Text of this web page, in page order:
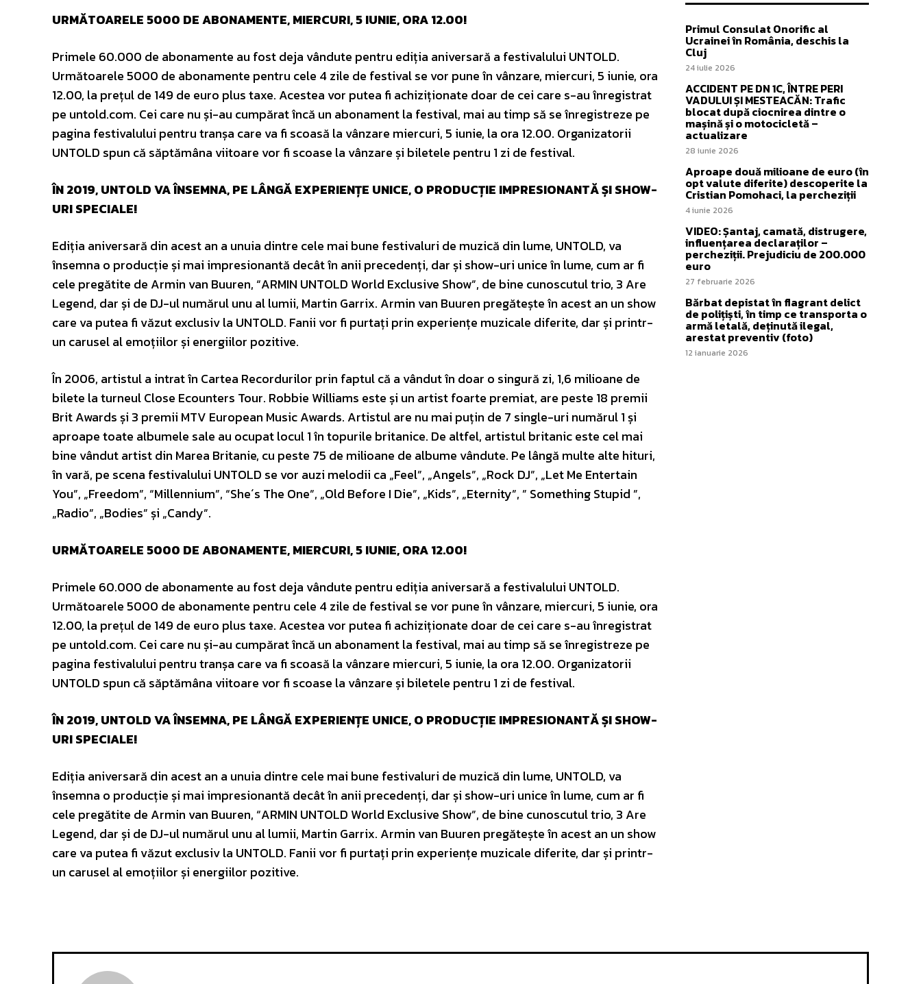
URMĂTOARELE 5000 DE ABONAMENTE, MIERCURI, 5 IUNIE, ORA 12.00!
Primele 60.000 de abonamente au fost deja vândute pentru ediția aniversară a festivalului UNTOLD.
Următoarele 5000 de abonamente pentru cele 4 zile de festival se vor pune în vânzare, miercuri, 5 iunie, ora
12.00, la prețul de 149 de euro plus taxe. Acestea vor putea fi achiziționate doar de cei care s-au înregistrat
pe untold.com. Cei care nu și-au cumpărat încă un abonament la festival, mai au timp să se înregistreze pe
pagina festivalului pentru tranșa care va fi scoasă la vânzare miercuri, 5 iunie, la ora 12.00. Organizatorii
UNTOLD spun că săptămâna viitoare vor fi scoase la vânzare și biletele pentru 1 zi de festival.
ÎN 2019, UNTOLD VA ÎNSEMNA, PE LÂNGĂ EXPERIENȚE UNICE, O PRODUCȚIE IMPRESIONANTĂ ȘI SHOW-
URI SPECIALE!
Ediția aniversară din acest an a unuia dintre cele mai bune festivaluri de muzică din lume, UNTOLD, va
însemna o producție și mai impresionantă decât în anii precedenți, dar și show-uri unice în lume, cum ar fi
cele pregătite de Armin van Buuren, “ARMIN UNTOLD World Exclusive Show”, de bine cunoscutul trio, 3 Are
Legend, dar și de DJ-ul numărul unu al lumii, Martin Garrix. Armin van Buuren pregătește în acest an un show
care va putea fi văzut exclusiv la UNTOLD. Fanii vor fi purtați prin experiențe muzicale diferite, dar și printr-
un carusel al emoțiilor și energiilor pozitive.
În 2006, artistul a intrat în Cartea Recordurilor prin faptul că a vândut în doar o singură zi, 1,6 milioane de
bilete la turneul Close Ecounters Tour. Robbie Williams este și un artist foarte premiat, are peste 18 premii
Brit Awards și 3 premii MTV European Music Awards. Artistul are nu mai puțin de 7 single-uri numărul 1 și
aproape toate albumele sale au ocupat locul 1 în topurile britanice. De altfel, artistul britanic este cel mai
bine vândut artist din Marea Britanie, cu peste 75 de milioane de albume vândute. Pe lângă multe alte hituri,
în vară, pe scena festivalului UNTOLD se vor auzi melodii ca „Feel”, „Angels”, „Rock DJ”, „Let Me Entertain
You”, „Freedom”, “Millennium”, “She´s The One”, „Old Before I Die”, „Kids”, „Eternity”, ” Something Stupid ”,
„Radio”, „Bodies” și „Candy”.
URMĂTOARELE 5000 DE ABONAMENTE, MIERCURI, 5 IUNIE, ORA 12.00!
Primele 60.000 de abonamente au fost deja vândute pentru ediția aniversară a festivalului UNTOLD.
Următoarele 5000 de abonamente pentru cele 4 zile de festival se vor pune în vânzare, miercuri, 5 iunie, ora
12.00, la prețul de 149 de euro plus taxe. Acestea vor putea fi achiziționate doar de cei care s-au înregistrat
pe untold.com. Cei care nu și-au cumpărat încă un abonament la festival, mai au timp să se înregistreze pe
pagina festivalului pentru tranșa care va fi scoasă la vânzare miercuri, 5 iunie, la ora 12.00. Organizatorii
UNTOLD spun că săptămâna viitoare vor fi scoase la vânzare și biletele pentru 1 zi de festival.
ÎN 2019, UNTOLD VA ÎNSEMNA, PE LÂNGĂ EXPERIENȚE UNICE, O PRODUCȚIE IMPRESIONANTĂ ȘI SHOW-
URI SPECIALE!
Ediția aniversară din acest an a unuia dintre cele mai bune festivaluri de muzică din lume, UNTOLD, va
însemna o producție și mai impresionantă decât în anii precedenți, dar și show-uri unice în lume, cum ar fi
cele pregătite de Armin van Buuren, “ARMIN UNTOLD World Exclusive Show”, de bine cunoscutul trio, 3 Are
Legend, dar și de DJ-ul numărul unu al lumii, Martin Garrix. Armin van Buuren pregătește în acest an un show
care va putea fi văzut exclusiv la UNTOLD. Fanii vor fi purtați prin experiențe muzicale diferite, dar și printr-
un carusel al emoțiilor și energiilor pozitive.
Primul Consulat Onorific al
Ucrainei în România, deschis la
Cluj
24 iulie 2026
ACCIDENT PE DN 1C, ÎNTRE PERI
VADULUI ȘI MESTEACĂN: Trafic
blocat după ciocnirea dintre o
mașină și o motocicletă –
actualizare
28 iunie 2026
Aproape două milioane de euro (în
opt valute diferite) descoperite la
Cristian Pomohaci, la percheziții
4 iunie 2026
VIDEO: Șantaj, camată, distrugere,
influențarea declaraților –
percheziții. Prejudiciu de 200.000
euro
27 februarie 2026
Bărbat depistat în flagrant delict
de polițiști, în timp ce transporta o
armă letală, deținută ilegal,
arestat preventiv (foto)
12 ianuarie 2026